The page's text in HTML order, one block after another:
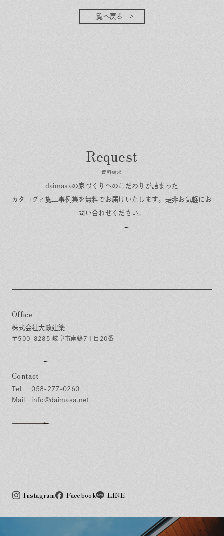
一覧へ戻る
資料請求
daimasaの家づくりへのこだわりが詰まった
カタログと施工事例集を無料でお届けいたします。 是非お気軽にお
問い合わせください。
Office
株式会社大政建築
〒500-8285 岐阜市南鶉7丁目20番
Contact
058-277-0260
info@daimasa.net
Instagram Facebook LINE